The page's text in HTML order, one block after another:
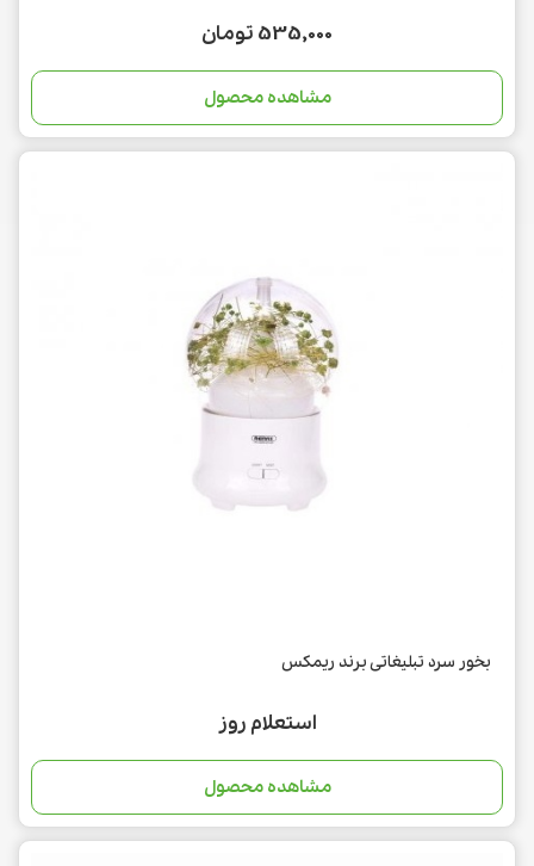
535,000 تومان
مشاهده محصول
بخور سرد تبلیغاتی برند ریمکس
استعلام روز
مشاهده محصول